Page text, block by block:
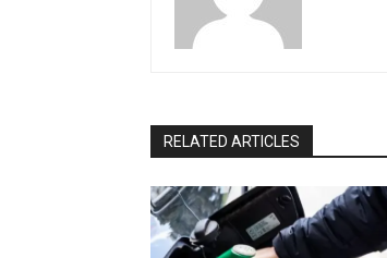
RELATED ARTICLES